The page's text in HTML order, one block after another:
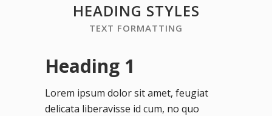
HEADING STYLES
TEXT FORMATTING
Heading 1
Lorem ipsum dolor sit amet, feugiat
delicata liberavisse id cum, no quo